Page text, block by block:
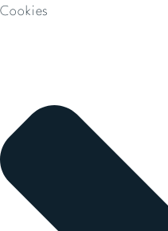
Cookies